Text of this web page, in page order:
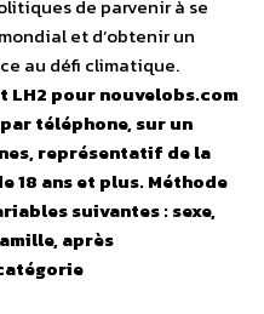
de parvenir à se
et d’obtenir un
au défi climatique.
LH2 pour nouvelobs.com
téléphone, sur un
représentatif de la
18 ans et plus. Méthode
suivantes : sexe,
après